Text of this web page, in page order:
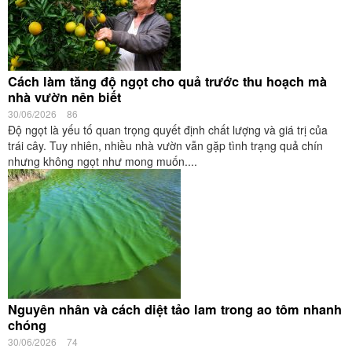
Cách làm tăng độ ngọt cho quả trước thu hoạch mà
nhà vườn nên biết
30/06/2026 86
Độ ngọt là yếu tố quan trọng quyết định chất lượng và giá trị của
trái cây. Tuy nhiên, nhiều nhà vườn vẫn gặp tình trạng quả chín
nhưng không ngọt như mong muốn....
Nguyên nhân và cách diệt tảo lam trong ao tôm nhanh
chóng
30/06/2026 74